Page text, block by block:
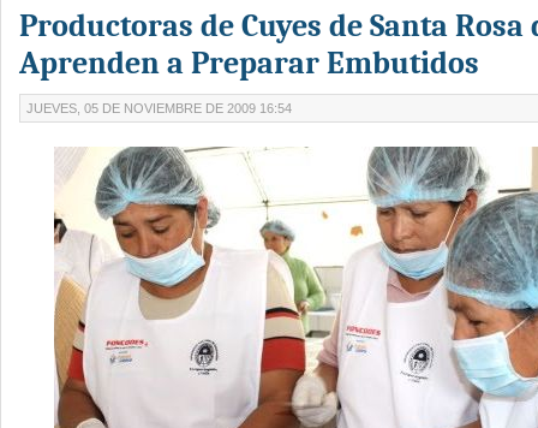
Productoras de Cuyes de Santa Rosa
Aprenden a Preparar Embutidos
JUEVES, 05 DE NOVIEMBRE DE 2009 16:54